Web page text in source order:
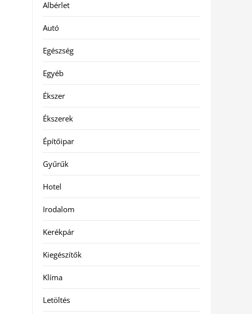
Albérlet
Autó
Egészség
Egyéb
Ékszer
Ékszerek
Építőipar
Gyűrűk
Hotel
Irodalom
Kerékpár
Kiegészítők
Klíma
Letöltés